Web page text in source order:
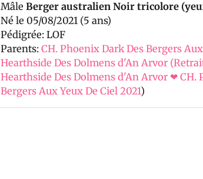
Mâle Berger australien Noir tricolore
Né le 05/08/2021 (5 ans)
Pédigrée: LOF
Parents: CH. Phoenix Dark Des Bergers
Hearthside Des Dolmens d'An Arvor
Hearthside Des Dolmens d'An Arvor ❤ CH.
Bergers Aux Yeux De Ciel 2021)